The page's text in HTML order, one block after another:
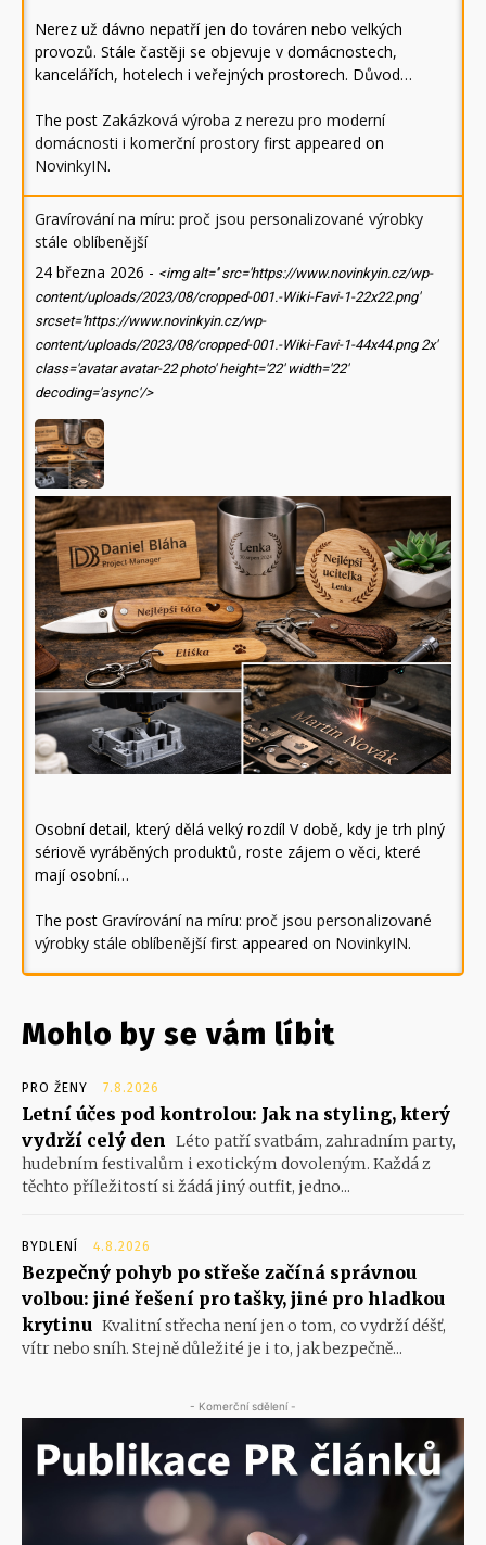
Nerez už dávno nepatří jen do továren nebo velkých
provozů. Stále častěji se objevuje v domácnostech,
kancelářích, hotelech i veřejných prostorech. Důvod…
The post Zakázková výroba z nerezu pro moderní
domácnosti i komerční prostory first appeared on
NovinkyIN.
Gravírování na míru: proč jsou personalizované výrobky
stále oblíbenější
24 března 2026 - <img alt='' src='https://www.novinkyin.cz/wp-
content/uploads/2023/08/cropped-001.-Wiki-Favi-1-22x22.png'
srcset='https://www.novinkyin.cz/wp-
content/uploads/2023/08/cropped-001.-Wiki-Favi-1-44x44.png 2x'
class='avatar avatar-22 photo' height='22' width='22'
decoding='async'/>
Osobní detail, který dělá velký rozdíl V době, kdy je trh plný
sériově vyráběných produktů, roste zájem o věci, které
mají osobní…
The post Gravírování na míru: proč jsou personalizované
výrobky stále oblíbenějšífirst appeared on NovinkyIN.
Mohlo by se vám líbit
PRO ŽENY 7.8.2026
Letní účes pod kontrolou: Jak na styling, který
vydrží celý den Léto patří svatbám, zahradním party,
hudebním festivalům i exotickým dovoleným. Každá z
těchto příležitostí si žádá jiný outfit, jedno...
BYDLENÍ 4.8.2026
Bezpečný pohyb po střeše začíná správnou
volbou: jiné řešení pro tašky, jiné pro hladkou
krytinu Kvalitní střecha není jen o tom, co vydrží déšť,
vítr nebo sníh. Stejně důležité je i to, jak bezpečně...
- Komerční sdělení -